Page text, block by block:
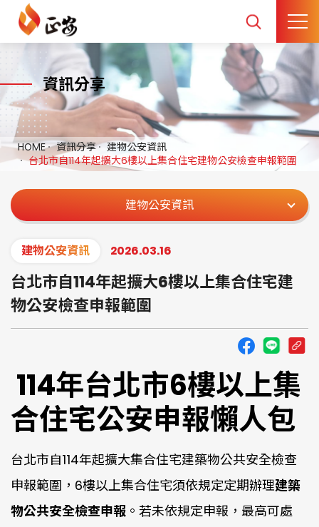
資訊分享
HOME 資訊分享
建物公安資訊
台北市自114年起擴大6樓以上集合住宅建物公安檢查申報範圍
建物公安資訊
建物公安資訊 2026.03.16
台北市自114年起擴大6樓以上集合住宅建
物公安檢查申報範圍
114年台北市6樓以上集
合住宅公安申報懶人包
台北市自114年起擴大集合住宅建築物公共安全檢查
申報範圍，6樓以上集合住宅須依規定定期辦理建築
物公共安全檢查申報 。若未依規定申報，最高可處